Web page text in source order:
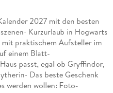
2027 mit den besten
Kurzurlaub in Hogwarts
praktischem Aufsteller im
einem Blatt-
passt, egal ob Gryffindor,
Das beste Geschenk
werden wollen: Foto-